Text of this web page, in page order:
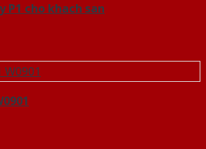
P1 cho khach san